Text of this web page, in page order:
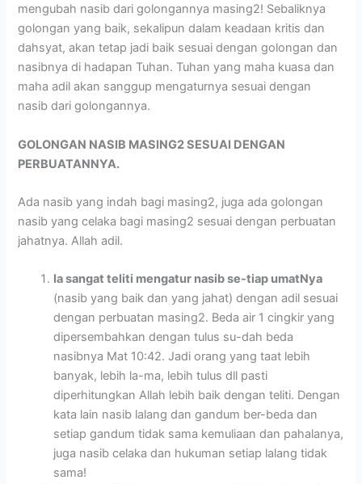
mengubah nasib dari golongannya masing2! Sebaliknya
golongan yang baik, sekalipun dalam keadaan kritis dan
dahsyat, akan tetap jadi baik sesuai dengan golongan dan
nasibnya di hadapan Tuhan. Tuhan yang maha kuasa dan
maha adil akan sanggup mengaturnya sesuai dengan
nasib dari golongannya.
GOLONGAN NASIB MASING2 SESUAI DENGAN
PERBUATANNYA.
Ada nasib yang indah bagi masing2, juga ada golongan
nasib yang celaka bagi masing2 sesuai dengan perbuatan
jahatnya. Allah adil.
Ia sangat teliti mengatur nasib se-tiap umatNya
(nasib yang baik dan yang jahat) dengan adil sesuai
dengan perbuatan masing2. Beda air 1 cingkir yang
dipersembahkan dengan tulus su-dah beda
nasibnya Mat 10:42. Jadi orang yang taat lebih
banyak, lebih la-ma, lebih tulus dll pasti
diperhitungkan Allah lebih baik dengan teliti. Dengan
kata lain nasib lalang dan gandum ber-beda dan
setiap gandum tidak sama kemuliaan dan pahalanya,
juga nasib celaka dan hukuman setiap lalang tidak
sama!